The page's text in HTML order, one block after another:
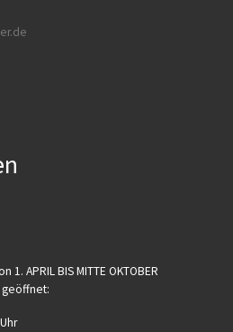
APRIL BIS MITTE OKTOBER